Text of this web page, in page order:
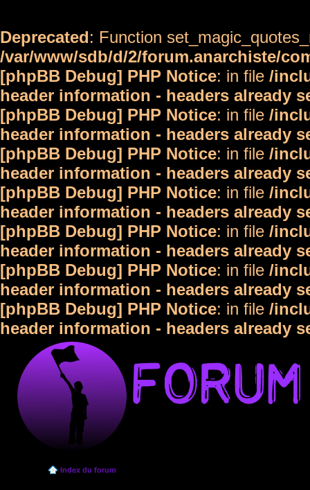
Deprecated: Function
/var/www/sdb/d/2/forum.anarchiste/
[phpBB Debug] PHP Notice: in file /
header information - headers already
[phpBB Debug] PHP Notice: in file /
header information - headers already
[phpBB Debug] PHP Notice: in file /
header information - headers already
[phpBB Debug] PHP Notice: in file /
header information - headers already
[phpBB Debug] PHP Notice: in file /
header information - headers already
[phpBB Debug] PHP Notice: in file /
header information - headers already
[phpBB Debug] PHP Notice: in file /
header information - headers already
Index du forum